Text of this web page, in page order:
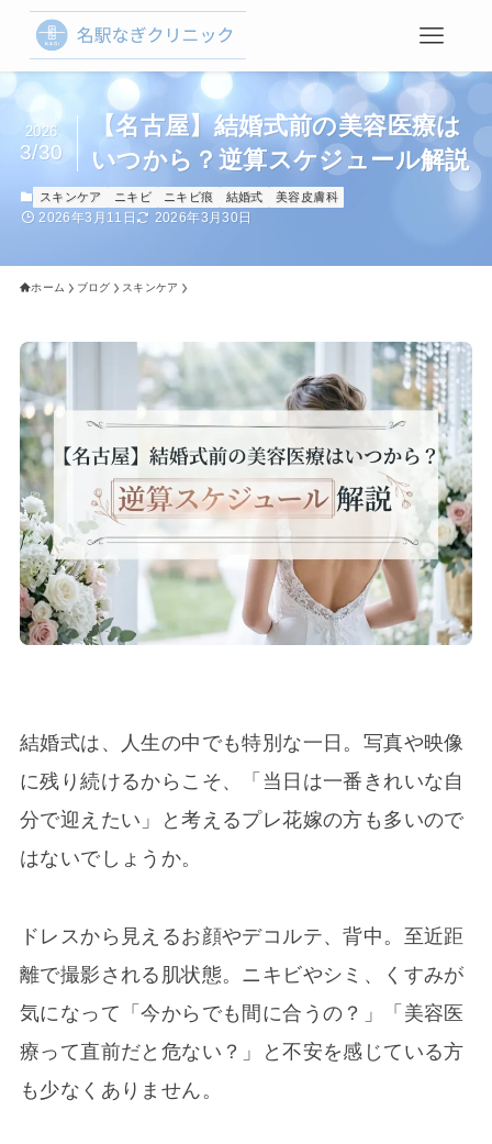
【名古屋】結婚式前の美容医療は
いつから？逆算スケジュール解説
2026
3/30
スキンケア ニキビ ニキビ痕 結婚式 美容皮膚科
2026年3月11日 2026年3月30日
ホーム ブログ スキンケア
結婚式は、人生の中でも特別な一日。写真や映像
に残り続けるからこそ、「当日は一番きれいな自
分で迎えたい」と考えるプレ花嫁の方も多いので
はないでしょうか。
ドレスから見えるお顔やデコルテ、背中。至近距
離で撮影される肌状態。ニキビやシミ、くすみが
気になって「今からでも間に合うの？」「美容医
療って直前だと危ない？」と不安を感じている方
も少なくありません。